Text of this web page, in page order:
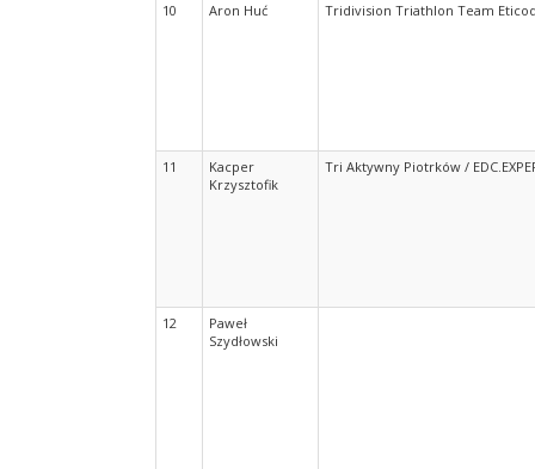
10 Aron Huć Tridivision Triathlon Team
11
Kacper
Krzysztofik
Tri Aktywny Piotrków /
12
Paweł
Szydłowski